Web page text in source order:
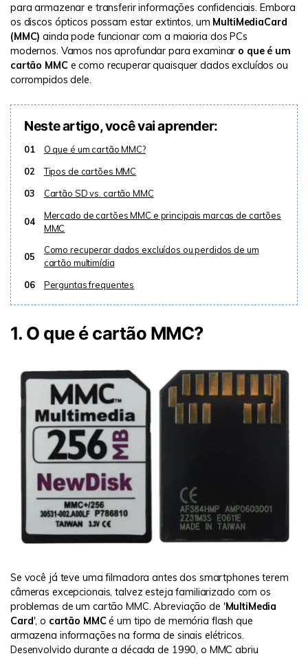
para armazenar e transferir informações confidenciais. Embora
os discos ópticos possam estar extintos, um MultiMediaCard
(MMC) ainda pode funcionar com a maioria dos PCs
modernos. Vamos nos aprofundar para examinar o que é um
cartão MMCe como recuperar quaisquer dados excluídos ou
corrompidos dele.
Neste artigo, você vai aprender:
01
O que é um cartão MMC?
02
Tipos de cartões MMC
03
Cartão SD vs. cartão MMC
04
Mercado de cartões MMC e principais marcas de cartões
MMC
05
Como recuperar dados excluídos ou perdidos de um
cartão multimídia
06
Perguntas frequentes
1. O que é cartão MMC?
Se você já teve uma filmadora antes dos smartphones terem
câmeras excepcionais, talvez esteja familiarizado com os
problemas de um cartão MMC. Abreviação de 'MultiMedia
Card', o cartão MMCé um tipo de memória flash que
armazena informações na forma de sinais elétricos.
Desenvolvido durante a década de 1990, o MMC abriu